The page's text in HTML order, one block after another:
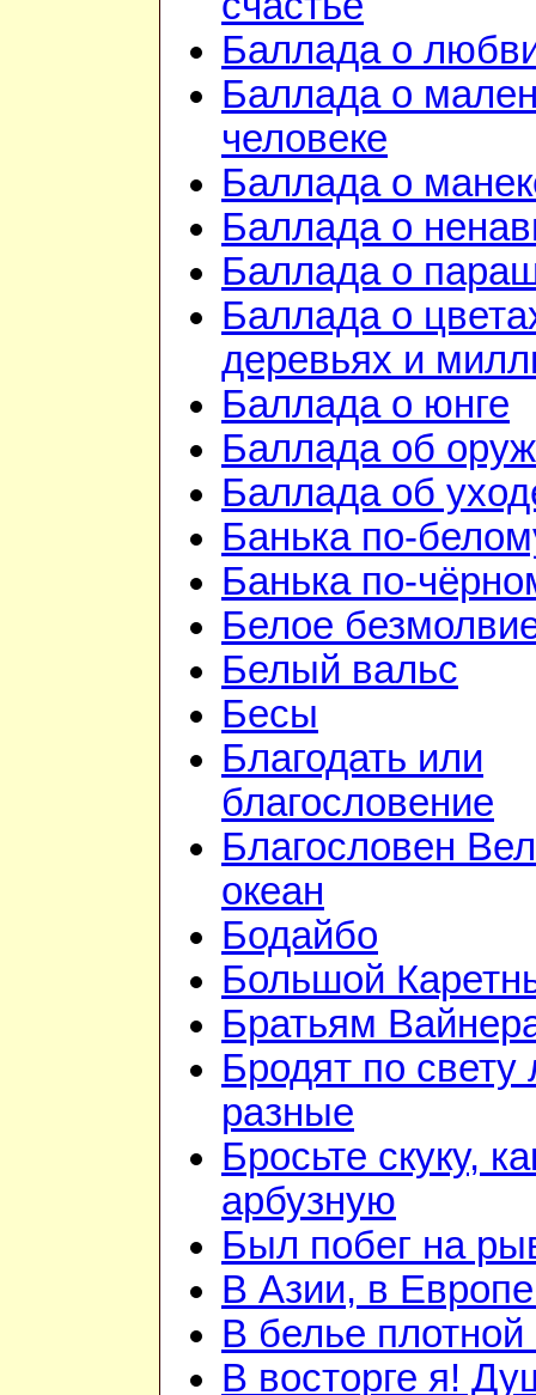
Баллада о
Баллада о
человеке
Баллада о
Баллада о
Баллада о
Баллада о
деревьях и
Баллада о юнге
Баллада об
Баллада об
Банька по-
Банька по-
Белое
Белый вальс
Бесы
Благодать или
благословение
Благословен
океан
Бодайбо
Большой
Братьям
Бродят по свету
разные
Бросьте скуку,
арбузную
Был побег на
В Азии, в
В белье плотной
В восторге я!